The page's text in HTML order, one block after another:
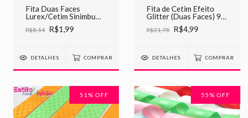
Fita Duas Faces
Lurex/Cetim Sinimbu
C10 Roxo c/ Prata
R$8,14 R$1,99
DETALHES COMPRAR
Fita de Cetim Efeito
Glitter (Duas Faces) 95
Verde Claro
R$21,78 R$4,99
DETALHES COMPRAR
51% OFF 55 % OFF